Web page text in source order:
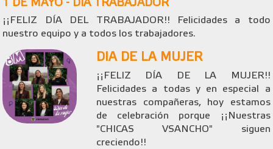
1 DE MAYO - DÍA TRABAJADOR
¡¡FELIZ DÍA DEL TRABAJADOR!! Felicidades a todo
nuestro equipo y a todos los trabajadores.
DIA DE LA MUJER
¡¡FELIZ DÍA DE LA MUJER!!
Felicidades a todas y en especial a
nuestras compañeras, hoy estamos
de celebración porque ¡¡Nuestras
"CHICAS VSANCHO" siguen
creciendo!!